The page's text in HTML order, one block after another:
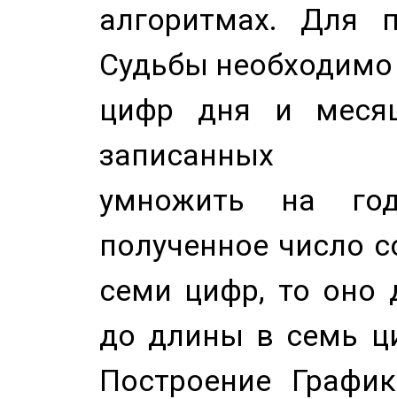
алгоритмах. Для
Судьбы
цифр дня и
записанных
умножить на
полученное число
семи цифр, то оно
до длины в семь
Построение